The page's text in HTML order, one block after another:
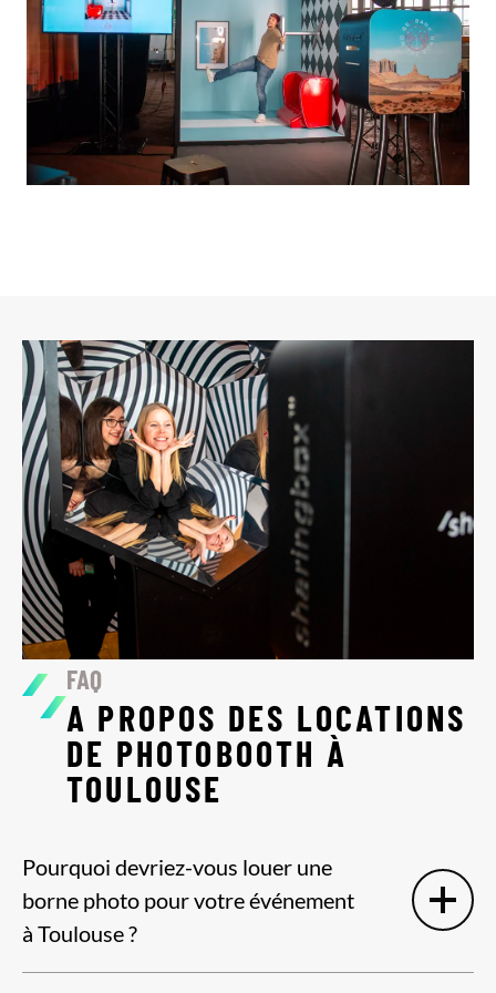
FAQ
A PROPOS DES LOCATIONS
DE PHOTOBOOTH À
TOULOUSE
Pourquoi devriez-vous louer une
borne photo pour votre événement
à Toulouse ?